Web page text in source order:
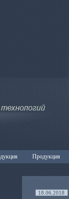
Продукция
18.06.2018